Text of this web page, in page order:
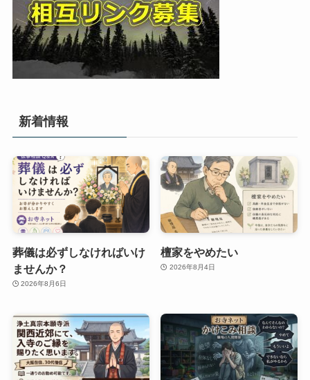
新着情報
葬儀は必ずしなければいけ
ませんか？
2026年8月6日
檀家をやめたい
2026年8月4日